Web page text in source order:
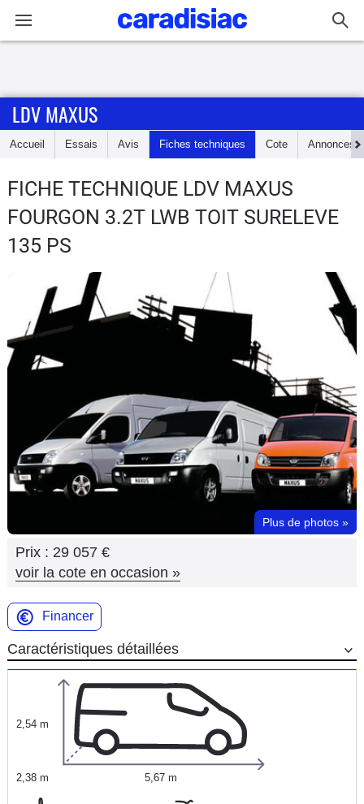
Accueil
Essais
Guide
d'achat
Electriques
Utilitaires
Services
Forum
Marques
LDV MAXUS
Accueil Essais Avis Fiches techniques Cote Annonces
FICHE TECHNIQUE LDV MAXUS
FOURGON 3.2T LWB TOIT SURELEVE
135 PS
Plus de photos »
Prix : 29 057 €
voir la cote en occasion »
Financer
Caractéristiques détaillées
2,54 m
2,38 m 5,67 m